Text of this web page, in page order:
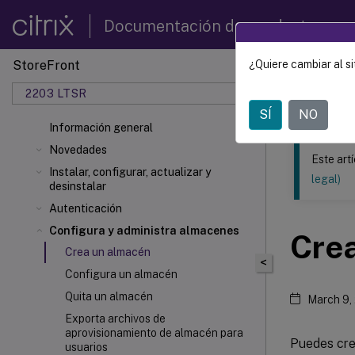
Documentación de productos
StoreFront
2203 LTSR
Información general
Novedades
Instalar, configurar, actualizar y
desinstalar
Autenticación
Configura y administra almacenes
Crea un almacén
Configura un almacén
Quita un almacén
Exporta archivos de
aprovisionamiento de almacén para
usuarios
Este
<
Este
legal)
March
Puedes
¿Quiere cambiar al
SÍ NO